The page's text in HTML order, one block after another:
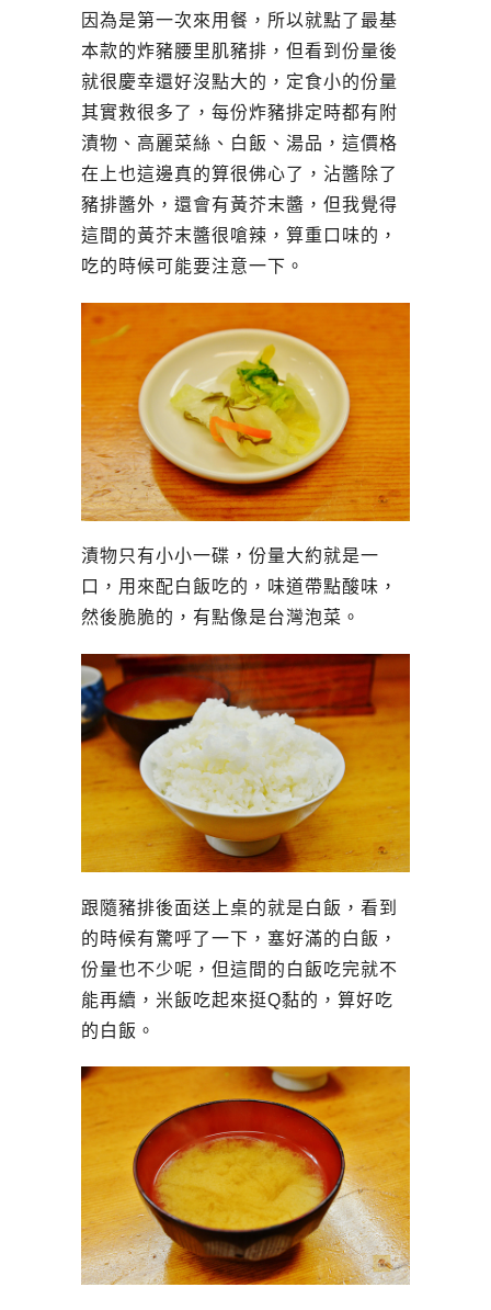
因為是第一次來用餐，所以就點了最基
本款的炸豬腰里肌豬排，但看到份量後
就很慶幸還好沒點大的，定食小的份量
其實救很多了，每份炸豬排定時都有附
漬物、高麗菜絲、白飯、湯品，這價格
在上也這邊真的算很佛心了，沾醬除了
豬排醬外，還會有黃芥末醬，但我覺得
這間的黃芥末醬很嗆辣，算重口味的，
吃的時候可能要注意一下。
漬物只有小小一碟，份量大約就是一
口，用來配白飯吃的，味道帶點酸味，
然後脆脆的，有點像是台灣泡菜。
跟隨豬排後面送上桌的就是白飯，看到
的時候有驚呼了一下，塞好滿的白飯，
份量也不少呢，但這間的白飯吃完就不
能再續，米飯吃起來挺Q黏的，算好吃
的白飯。